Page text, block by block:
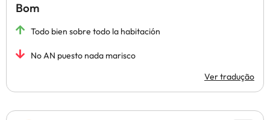
Bom
Todo bien sobre todo la habitación
No AN puesto nada marisco
Ver tradução